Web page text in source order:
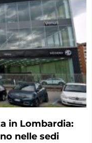
in Lombardia:
nelle sedi